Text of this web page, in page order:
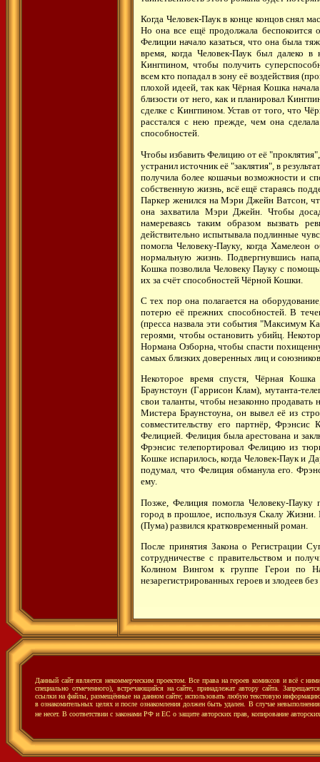
Когда Человек-Паук в конце концов снял
Но она все ещё продолжала беспокоится
Фелиции начало казаться, что она была
время, когда Человек-Паук был далеко
Кингпином, чтобы получить
всем кто попадал в зону её воздействия
плохой идеей, так как Чёрная Кошка
близости от него, как и планировал
сделке с Кингпином. Устав от того, что
расстался с нею прежде, чем она
способностей.
Чтобы избавить Фелицию от её
устранил источник её "заклятия", в
получила более кошачьи возможности и
собственную жизнь, всё ещё стараясь
Паркер женился на Мэри Джейн Ватсон,
она захватила Мэри Джейн. Чтобы
намереваясь таким образом вызвать
действительно испытывала подлинные
помогла Человеку-Пауку, когда Хамелеон
нормальную жизнь. Подвергнувшись
Кошка позволила Человеку Пауку с
их за счёт способностей Чёрной Кошки.
С тех пор она полагается на
потерю её прежних способностей. В
(пресса назвала эти события "Максимум
героями, чтобы остановить убийц.
Нормана Озборна, чтобы спасти
самых близких доверенных лиц и
Некоторое время спустя, Чёрная
Браунстоун (Гаррисон Клам), мутанта-
свои таланты, чтобы незаконно продавать
Мистера Браунстоуна, он вывел её из
совместительству его партнёр,
Фелицией. Фелиция была арестована и
Фрэнсис телепортировал Фелицию из
Кошке испарилось, когда Человек-Паук и
подумал, что Фелиция обманула его.
ему.
Позже, Фелиция помогла Человеку-Пауку
город в прошлое, используя Скалу
(Пума) развился кратковременный роман.
После принятия Закона о Регистрации
сотрудничестве с правительством и
Колином Вингом к группе Герои по
незарегистрированных героев и злодеев
Данный сайт является некоммерческим проектом. Все права на героев комиксов и всё с
специально отмеченного), встречающийся на сайте, принадлежат автору сайта.
ссылки на файлы, размещённые на данном сайте; использовать любую текстовую
в ознакомительных целях и после ознакомления должен быть удален. В случае невыполнения
не несет. В соответствии с законами РФ и ЕС о защите авторских прав, копирование